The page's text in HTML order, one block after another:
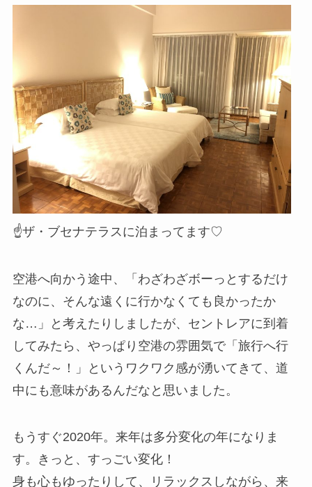
☝ザ・ブセナテラスに泊まってます♡
空港へ向かう途中、「わざわざボーっとするだけ
なのに、そんな遠くに行かなくても良かったか
な…」と考えたりしましたが、セントレアに到着
してみたら、やっぱり空港の雰囲気で「旅行へ行
くんだ～！」というワクワク感が湧いてきて、道
中にも意味があるんだなと思いました。
もうすぐ2020年。来年は多分変化の年になりま
す。きっと、すっごい変化！
身も心もゆったりして、リラックスしながら、来